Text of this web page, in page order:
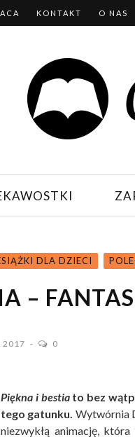
KONTAKT O NAS
DLA DZIECI
–
2017 0
Piękna i bestiato bez
tego gatunku. Wytwórnia
niezwykłą animację,